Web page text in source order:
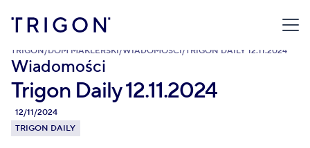
TRIGON/DOM MAKLERSKI/WIADOMOŚCI/ TRIGON DAILY 12.11.2024
Wiadomości
Trigon Daily 12.11.2024
12/11/2024
TRIGON DAILY